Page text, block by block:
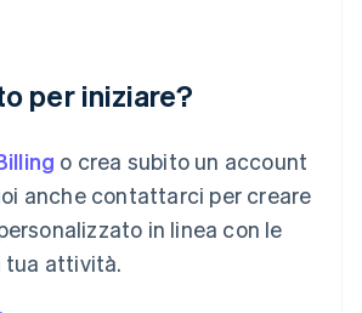
per iniziare?
o crea subito un account
anche contattarci per creare
in linea con le
tua attività.
English